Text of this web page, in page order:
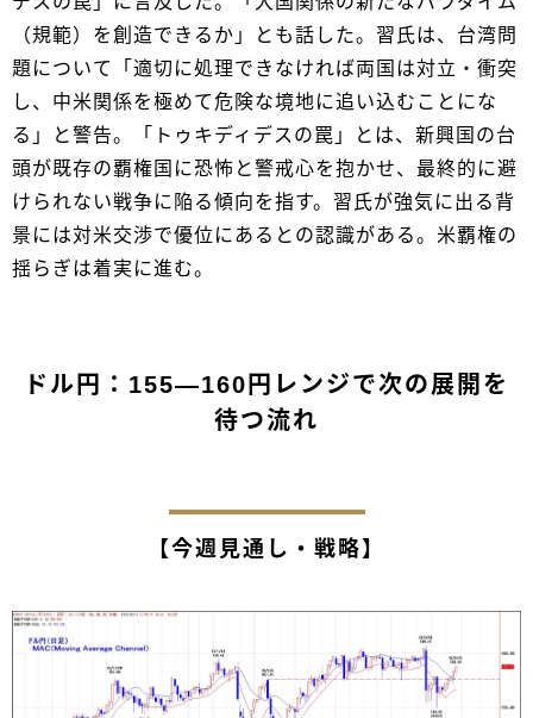
（規範）を創造できるか」とも話した。習氏は、台湾問
題について「適切に処理できなければ両国は対立・衝突
し、中米関係を極めて危険な境地に追い込むことにな
る」と警告。「トゥキディデスの罠」とは、新興国の台
頭が既存の覇権国に恐怖と警戒心を抱かせ、最終的に避
けられない戦争に陥る傾向を指す。習氏が強気に出る背
景には対米交渉で優位にあるとの認識がある。米覇権の
揺らぎは着実に進む。
ドル円：155―160円レンジで次の展開を
待つ流れ
【今週見通し・戦略】